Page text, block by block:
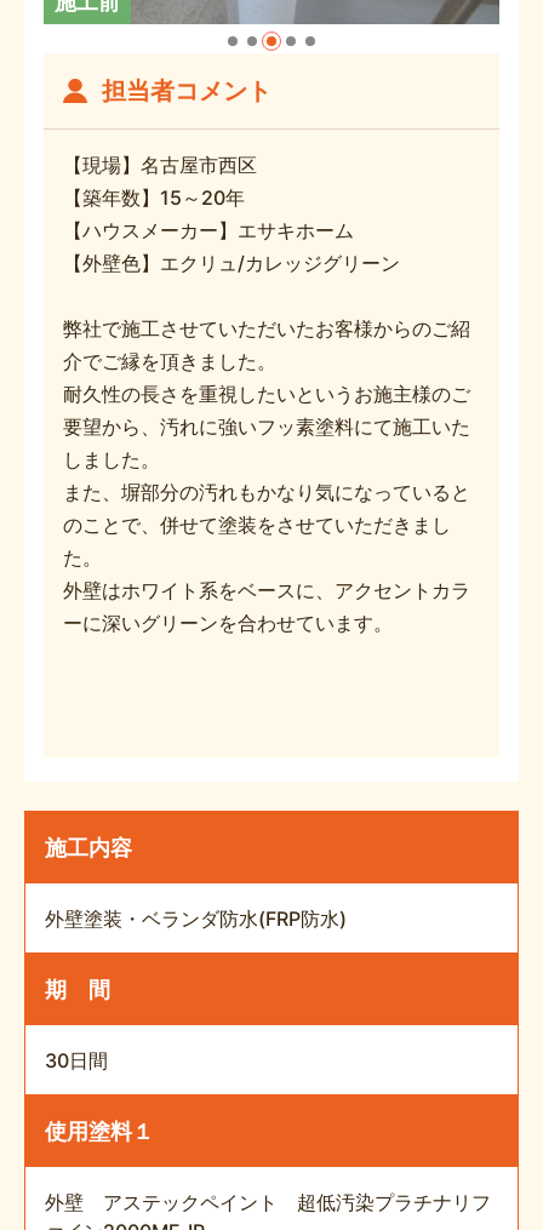
担当者コメント
【現場】名古屋市西区
【築年数】15～20年
【ハウスメーカー】エサキホーム
【外壁色】エクリュ/カレッジグリーン
弊社で施工させていただいたお客様からのご紹
介でご縁を頂きました。
耐久性の長さを重視したいというお施主様のご
要望から、汚れに強いフッ素塗料にて施工いた
しました。
また、塀部分の汚れもかなり気になっていると
のことで、併せて塗装をさせていただきまし
た。
外壁はホワイト系をベースに、アクセントカラ
ーに深いグリーンを合わせています。
施工内容
外壁塗装・ベランダ防水(FRP防水)
期 間
30日間
使用塗料１
外壁 アステックペイント 超低汚染プラチナリフ